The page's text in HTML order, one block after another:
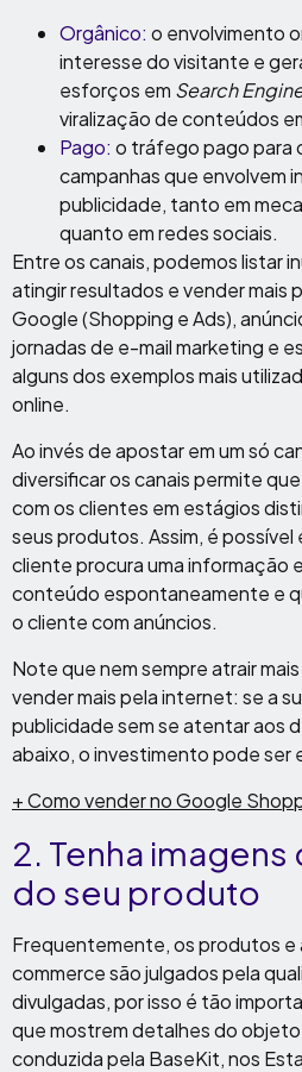
Orgânico: o envolvimento
interesse do visitante e
esforços em Search
viralização de conteúdos
Pago: o tráfego pago para
campanhas que envolvem
publicidade, tanto em
quanto em redes sociais.
Entre os canais, podemos listar
atingir resultados e vender mais
Google (Shopping e Ads),
jornadas de e-mail marketing e
alguns dos exemplos mais
online.
Ao invés de apostar em um só
diversificar os canais permite
com os clientes em estágios
seus produtos. Assim, é
cliente procura uma informação
conteúdo espontaneamente e
o cliente com anúncios.
Note que nem sempre atrair
vender mais pela internet: se a
publicidade sem se atentar aos
abaixo, o investimento pode ser
+ Como vender no Google
2. Tenha
do seu produto
Frequentemente, os produtos e
commerce são julgados pela
divulgadas, por isso é tão
que mostrem detalhes do
conduzida pela BaseKit, nos